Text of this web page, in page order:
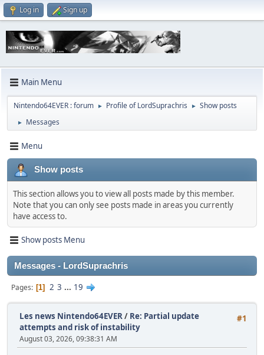
Log in Sign up
Main Menu
Nintendo64EVER : forum ► Profile of LordSuprachris ► Show posts
► Messages
Menu
Show posts
This section allows you to view all posts made by this member.
Note that you can only see posts made in areas you currently
have access to.
Show posts Menu
Messages - LordSuprachris
Pages 1 2 3 ... 19
#1
Les news Nintendo64EVER/ Re: Partial update
attempts and risk of instability
August 03, 2026, 09:38:31 AM